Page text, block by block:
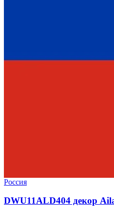
Россия
DWU11ALD404 декор